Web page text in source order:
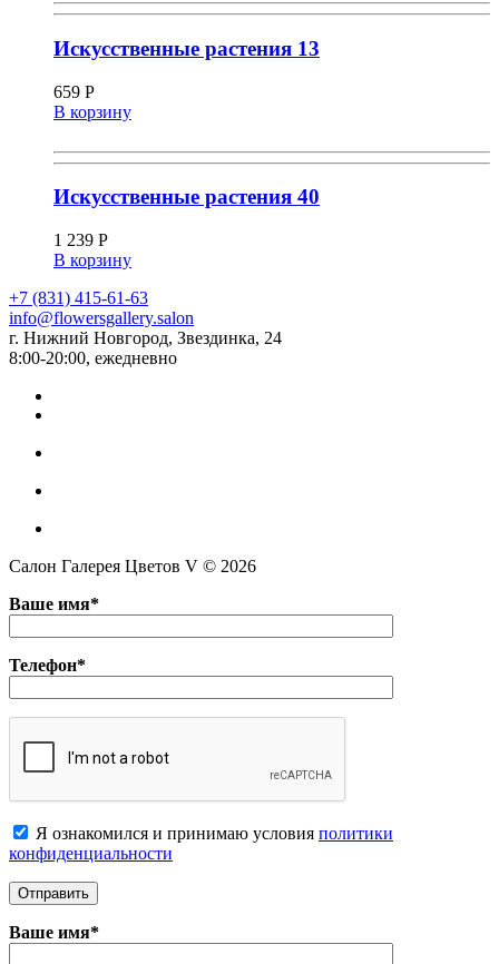
Искусственные растения 13
659 Р
В корзину
Искусственные растения 40
1 239 Р
В корзину
+7 (831) 415-61-63
info@flowersgallery.salon
г. Нижний Новгород, Звездинка, 24
8:00-20:00, ежедневно
Салон Галерея Цветов V © 2026
Ваше имя*
Телефон*
Я ознакомился и принимаю условия политики
конфиденциальноcти
Ваше имя*